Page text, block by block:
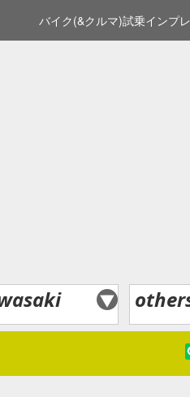
バイク(&クルマ)試乗インプ